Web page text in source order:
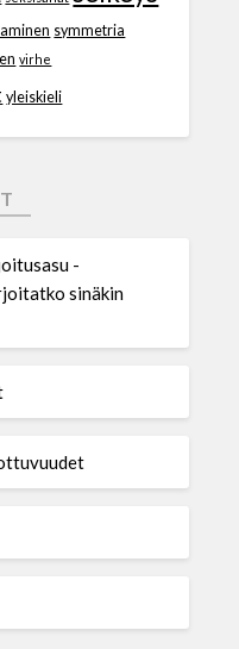
symmetria
virhe
yleiskieli
-
sinäkin